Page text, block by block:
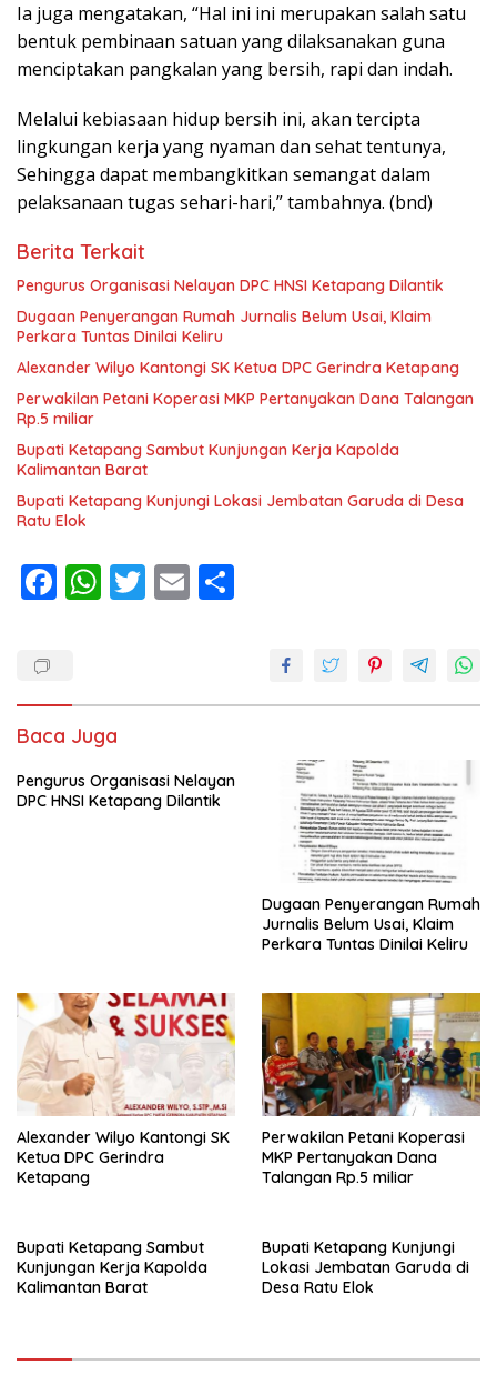
Ia juga mengatakan, “Hal ini ini merupakan salah satu
bentuk pembinaan satuan yang dilaksanakan guna
menciptakan pangkalan yang bersih, rapi dan indah.
Melalui kebiasaan hidup bersih ini, akan tercipta
lingkungan kerja yang nyaman dan sehat tentunya,
Sehingga dapat membangkitkan semangat dalam
pelaksanaan tugas sehari-hari,” tambahnya. (bnd)
Berita Terkait
Pengurus Organisasi Nelayan DPC HNSI Ketapang Dilantik
Dugaan Penyerangan Rumah Jurnalis Belum Usai, Klaim
Perkara Tuntas Dinilai Keliru
Alexander Wilyo Kantongi SK Ketua DPC Gerindra Ketapang
Perwakilan Petani Koperasi MKP Pertanyakan Dana Talangan
Rp.5 miliar
Bupati Ketapang Sambut Kunjungan Kerja Kapolda
Kalimantan Barat
Bupati Ketapang Kunjungi Lokasi Jembatan Garuda di Desa
Ratu Elok
F
o
o
k
W
A
p
p
T E
Baca Juga
Pengurus Organisasi Nelayan
DPC HNSI Ketapang Dilantik
Dugaan Penyerangan Rumah
Jurnalis Belum Usai, Klaim
Perkara Tuntas Dinilai Keliru
Alexander Wilyo Kantongi SK
Ketua DPC Gerindra
Ketapang
Perwakilan Petani Koperasi
MKP Pertanyakan Dana
Talangan Rp.5 miliar
Bupati Ketapang Sambut
Kunjungan Kerja Kapolda
Kalimantan Barat
Bupati Ketapang Kunjungi
Lokasi Jembatan Garuda di
Desa Ratu Elok